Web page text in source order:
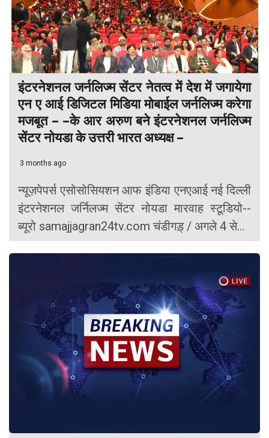
इंटरनेशनल जर्नलिज्म सेंटर नेतत्व में देश में जगायेगा
एन ए आई डिजिटल मिडिया मोबाईल जर्नलिज्म करेगा
मजबूत – –के आर अरुण बने इंटरनेशनल जर्नलिज्म
सेंटर नोयडा के उत्तरी भारत अध्यक्ष –
3 months ago
न्यूज़पेपर्स एसोसोसियशन आफ इंडिया एनएआई नई दिल्ली
इंटरनेशनल जर्निलज्म सेंटर नोयडा मारवाह स्टूडियो--
ब्यूरो samajjagran24tv.com चंडीगड़् / अगले 4 से...